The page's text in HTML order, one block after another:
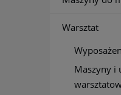
Warsztat
Maszyny i